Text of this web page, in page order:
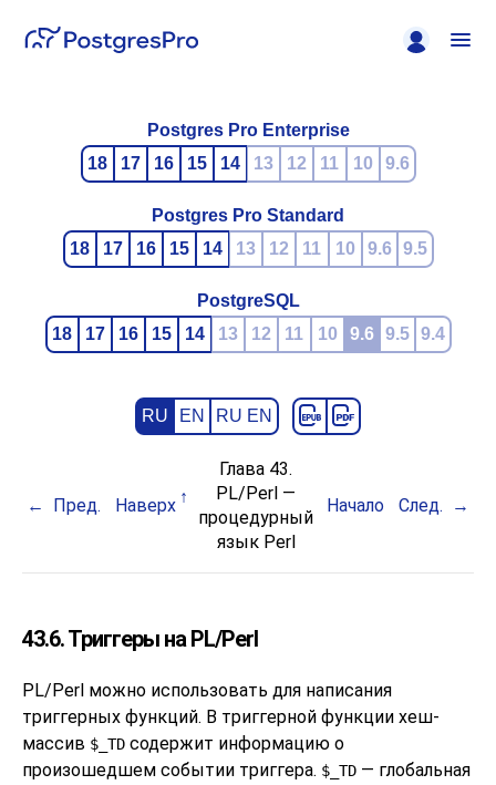
Postgres Pro Enterprise
18
17 16 15 14 13 12 11 10 9.6
Postgres Pro Standard
18
17 16 15 14 13 12 11 10 9.6 9.5
PostgreSQL
18
17 16 15 14 13 12 11 10 9.6 9.5 9.4
RU EN RU EN
Пред. Наверх
Глава 43.
PL/Perl —
процедурный
язык Perl
Начало След.
43.6. Триггеры на PL/Perl
PL/Perl можно использовать для написания
триггерных функций. В триггерной функции хеш-
массив $_TD содержит информацию о
произошедшем событии триггера. $_TD — глобальная